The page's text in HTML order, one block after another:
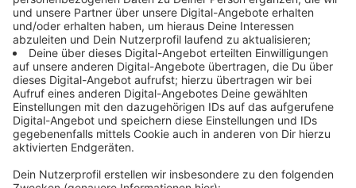
Monaten, spätestens zum Fahrplanwechsel im Januar
umgesetzt werden. Unter anderem werden Schüler
von den Anpassungen profitieren. Die Fahrzeiten der
Linie 320 sollen besser an die Ankunft der Züge
angepasst werden, die Abfahrtszeiten der Linie 374
werden an die Schulzeiten angepasst. Der Ennepe-
Ruhr-Kreis hat außerdem weitere Fahrten auf der Linie
320 bestellt, die Schüler nutzen sollen. Und für zwei
andere Linien laufen Gespräche über zusätzliche